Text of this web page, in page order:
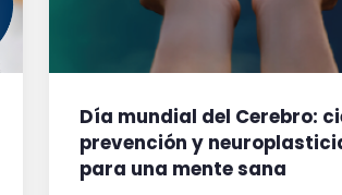
Día mundial del Cerebro:
prevención y
para una mente sana